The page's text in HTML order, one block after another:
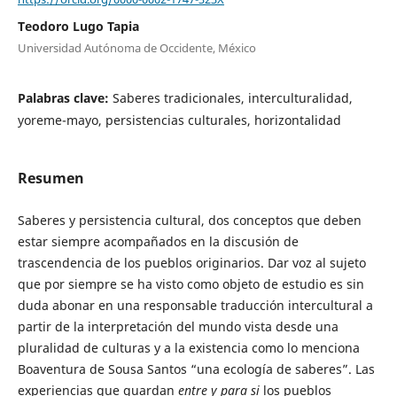
Teodoro Lugo Tapia
Universidad Autónoma de Occidente, México
Palabras clave: Saberes tradicionales, interculturalidad,
yoreme-mayo, persistencias culturales, horizontalidad
Resumen
Saberes y persistencia cultural, dos conceptos que deben
estar siempre acompañados en la discusión de
trascendencia de los pueblos originarios. Dar voz al sujeto
que por siempre se ha visto como objeto de estudio es sin
duda abonar en una responsable traducción intercultural a
partir de la interpretación del mundo vista desde una
pluralidad de culturas y a la existencia como lo menciona
Boaventura de Sousa Santos “una ecología de saberes”. Las
experiencias que guardan entre y para silos pueblos